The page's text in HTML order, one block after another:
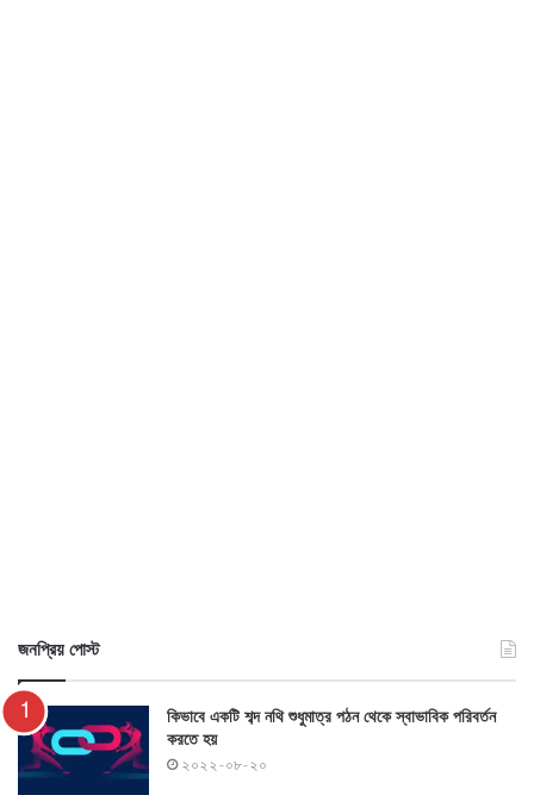
জনপ্রিয় পোস্ট
কিভাবে একটি শব্দ নথি শুধুমাত্র পঠন থেকে স্বাভাবিক পরিবর্তন
করতে হয়
২০২২-০৮-২০